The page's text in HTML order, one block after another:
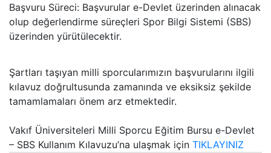
Başvuru Süreci: Başvurular e-Devlet üzerinden alınacak
olup değerlendirme süreçleri Spor Bilgi Sistemi (SBS)
üzerinden yürütülecektir.
Şartları taşıyan milli sporcularımızın başvurularını ilgili
kılavuz doğrultusunda zamanında ve eksiksiz şekilde
tamamlamaları önem arz etmektedir.
Vakıf Üniversiteleri Milli Sporcu Eğitim Bursu e-Devlet
– SBS Kullanım Kılavuzu’na ulaşmak için TIKLAYINIZ